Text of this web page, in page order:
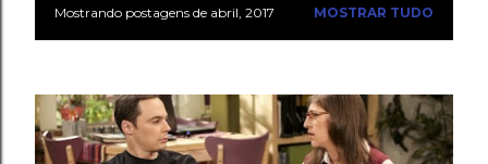
P
s
Mostrando postagens de abril, 2017 MOSTRAR TUDO